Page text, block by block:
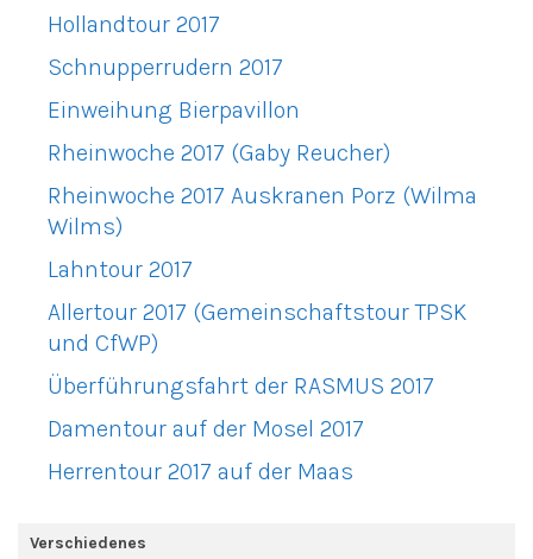
Hollandtour 2017
Schnupperrudern 2017
Einweihung Bierpavillon
Rheinwoche 2017 (Gaby Reucher)
Rheinwoche 2017 Auskranen Porz (Wilma
Wilms)
Lahntour 2017
Allertour 2017 (Gemeinschaftstour TPSK
und CfWP)
Überführungsfahrt der RASMUS 2017
Damentour auf der Mosel 2017
Herrentour 2017 auf der Maas
Verschiedenes